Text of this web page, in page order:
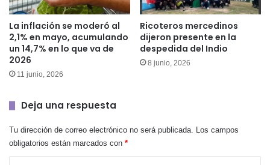
La inflación se moderó al
2,1% en mayo, acumulando
un 14,7% en lo que va de
2026
11 junio, 2026
Ricoteros mercedinos
dijeron presente en la
despedida del Indio
8 junio, 2026
Deja una respuesta
Tu dirección de correo electrónico no será publicada. Los campos
obligatorios están marcados con *